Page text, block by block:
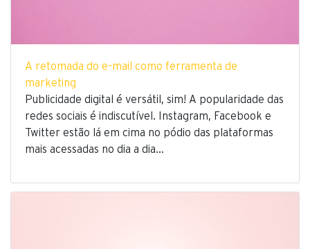
A retomada do e-mail como ferramenta de
marketing
Publicidade digital é versátil, sim! A popularidade das
redes sociais é indiscutível. Instagram, Facebook e
Twitter estão lá em cima no pódio das plataformas
mais acessadas no dia a dia…